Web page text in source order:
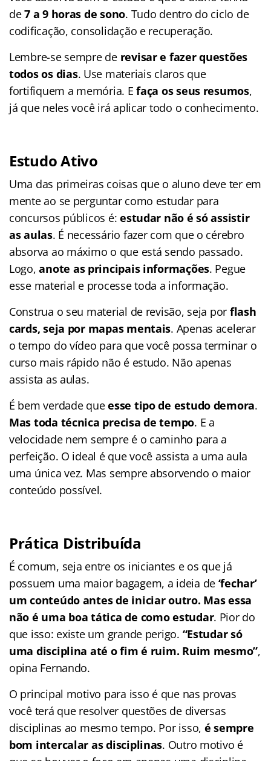
de7 a 9 horas de sono. Tudo dentro do ciclo de
codificação, consolidação e recuperação.
Lembre-se sempre de revisar e fazer questões
todos os dias. Use materiais claros que
fortifiquem a memória. E faça os seus resumos,
já que neles você irá aplicar todo o conhecimento.
Estudo Ativo
Uma das primeiras coisas que o aluno deve ter em
mente ao se perguntar como estudar para
concursos públicos é:estudar não é só assistir
as aulas. É necessário fazer com que o cérebro
absorva ao máximo o que está sendo passado.
Logo,anote as principais informações. Pegue
esse material e processe toda a informação.
Construa o seu material de revisão, seja por flash
cards, seja por mapas mentais. Apenas acelerar
o tempo do vídeo para que você possa terminar o
curso mais rápido não é estudo. Não apenas
assista as aulas.
É bem verdade queesse tipo de estudo demora.
Mas toda técnica precisa de tempo. E a
velocidade nem sempre é o caminho para a
perfeição. O ideal é que você assista a uma aula
uma única vez. Mas sempre absorvendo o maior
conteúdo possível.
Prática Distribuída
É comum, seja entre os iniciantes e os que já
possuem uma maior bagagem, a ideia de ‘fechar’
um conteúdo antes de iniciar outro. Mas essa
não é uma boa tática de como estudar. Pior do
que isso: existe um grande perigo. “Estudar só
uma disciplina até o fim é ruim. Ruim mesmo”,
opina Fernando.
O principal motivo para isso é que nas provas
você terá que resolver questões de diversas
disciplinas ao mesmo tempo. Por isso, é sempre
bom intercalar as disciplinas. Outro motivo é